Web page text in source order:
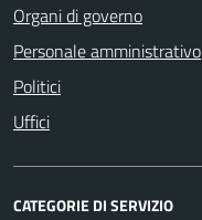
Organi di governo
Personale amministrativo
Politici
Uffici
CATEGORIE DI SERVIZIO